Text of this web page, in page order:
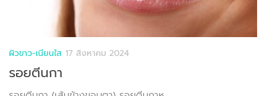
ผิวขาว-เนียนใส 17 สิงหาคม 2024
รอยตีนกา